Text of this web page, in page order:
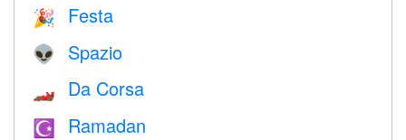
🎉 Festa
👽 Spazio
🏎 Da Corsa
☪️ Ramadan